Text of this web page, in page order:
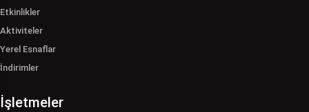
Etkinlikler
Aktiviteler
Yerel Esnaflar
İndirimler
İşletmeler